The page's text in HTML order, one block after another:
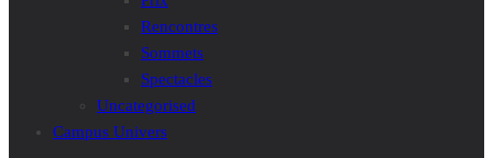
Rencontres
Sommets
Spectacles
Uncategorised
Campus Univers